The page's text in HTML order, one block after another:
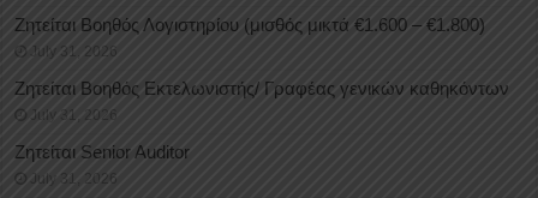
Ζητείται Βοηθός Λογιστηρίου (μισθός μικτά €1.600 – €1.800)
July 31, 2026
Ζητείται Βοηθός Εκτελωνιστής/ Γραφέας γενικών καθηκόντων
July 31, 2026
Ζητείται Senior Auditor
July 31, 2026